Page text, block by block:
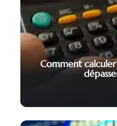
Comment